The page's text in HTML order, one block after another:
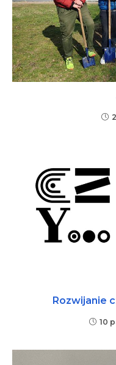
Rozwijanie
10